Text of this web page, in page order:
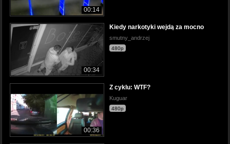
00:14
00:34
Kiedy narkotyki wejdą za mocno
smutny_andrzej
480p
00:36
Z cyklu: WTF?
Kuguar
480p